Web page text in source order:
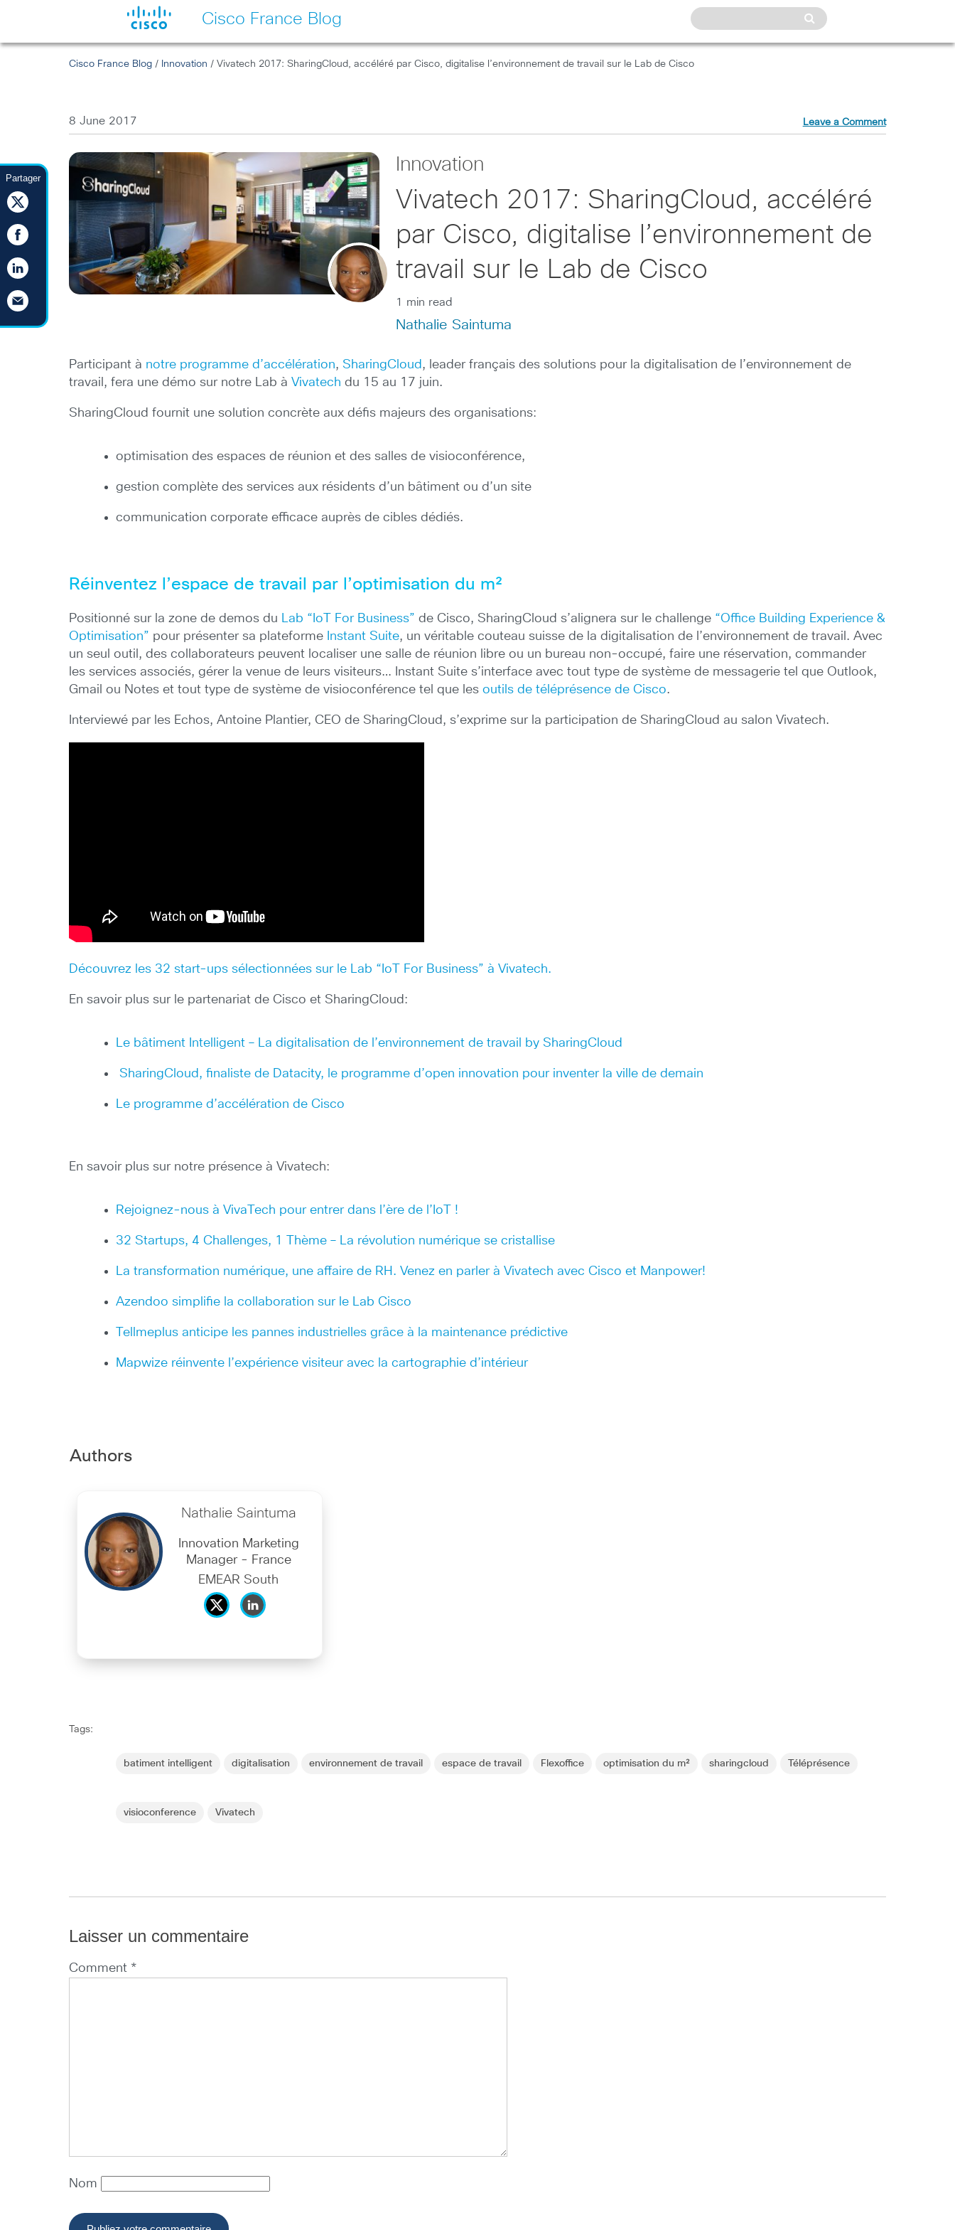
Cisco France Blog
Partager
Cisco France Blog / Innovation / Vivatech 2017: SharingCloud, accéléré par Cisco, digitalise l’environnement de travail sur le Lab de Cisco
8 June 2017 Leave a Comment
Innovation
Vivatech 2017: SharingCloud, accéléré
par Cisco, digitalise l’environnement de
travail sur le Lab de Cisco
1 min read
Nathalie Saintuma
Participant à notre programme d’accélération,SharingCloud, leader français des solutions pour la digitalisation de l’environnement de
travail, fera une démo sur notre Lab àVivatech du 15 au 17 juin.
SharingCloud fournit une solution concrète aux défis majeurs des organisations:
optimisation des espaces de réunion et des salles de visioconférence,
gestion complète des services aux résidents d’un bâtiment ou d’un site
communication corporate efficace auprès de cibles dédiés.
Réinventez l’espace de travail par l’optimisation du m²
Positionné sur la zone de demos du Lab “IoT For Business” de Cisco, SharingCloud s’alignera sur le challenge “Office Building Experience &
Optimisation” pour présenter sa plateforme Instant Suite, un véritable couteau suisse de la digitalisation de l’environnement de travail. Avec
un seul outil, des collaborateurs peuvent localiser une salle de réunion libre ou un bureau non-occupé, faire une réservation, commander
les services associés, gérer la venue de leurs visiteurs… Instant Suite s’interface avec tout type de système de messagerie tel que Outlook,
Gmail ou Notes et tout type de système de visioconférence tel que lesoutils de téléprésence de Cisco.
Interviewé par les Echos, Antoine Plantier, CEO de SharingCloud, s’exprime sur la participation de SharingCloud au salon Vivatech.
Découvrez les 32 start-ups sélectionnées sur le Lab “IoT For Business” à Vivatech.
En savoir plus sur le partenariat de Cisco et SharingCloud:
Le bâtiment Intelligent – La digitalisation de l’environnement de travail by SharingCloud
SharingCloud, finaliste de Datacity, le programme d’open innovation pour inventer la ville de demain
Le programme d’accélération de Cisco
En savoir plus sur notre présence à Vivatech:
Rejoignez-nous à VivaTech pour entrer dans l’ère de l’IoT !
32 Startups, 4 Challenges, 1 Thème – La révolution numérique se cristallise
La transformation numérique, une affaire de RH. Venez en parler à Vivatech avec Cisco et Manpower!
Azendoo simplifie la collaboration sur le Lab Cisco
Tellmeplus anticipe les pannes industrielles grâce à la maintenance prédictive
Mapwize réinvente l’expérience visiteur avec la cartographie d’intérieur
Authors
Nathalie Saintuma
Innovation Marketing
Manager - France
EMEAR South
Tags:
batiment intelligent digitalisation environnement de travail espace de travail Flexoffice optimisation du m² sharingcloud Téléprésence
visioconference Vivatech
Laisser un commentaire
Comment *
Nom